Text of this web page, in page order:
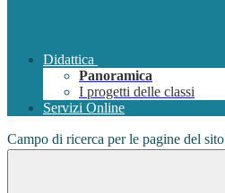
Didattica
Panoramica
I progetti delle classi
Servizi Online
Campo di ricerca per le pagine del sito